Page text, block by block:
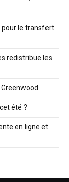
pour le transfert
redistribue les
été ?
en ligne et